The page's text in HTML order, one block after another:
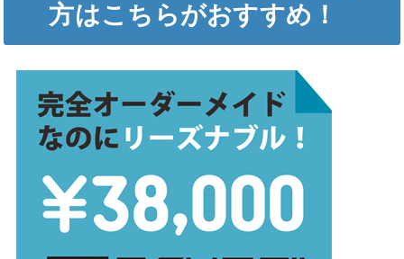
方はこちらがおすすめ！